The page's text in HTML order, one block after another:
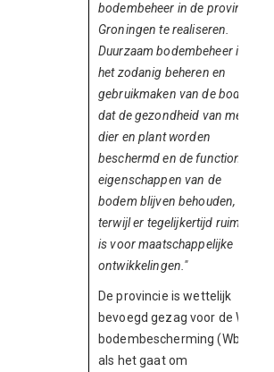
bodembeheer in de provincie
Groningen te realiseren.
Duurzaam bodembeheer is
het zodanig beheren en
gebruikmaken van de bodem
dat de gezondheid van mens,
dier en plant worden
beschermd en de functionele
eigenschappen van de
bodem blijven behouden,
terwijl er tegelijkertijd ruimte
is voor maatschappelijke
ontwikkelingen."
De provincie is wettelijk
bevoegd gezag voor de Wet
bodembescherming (Wbb)
als het gaat om